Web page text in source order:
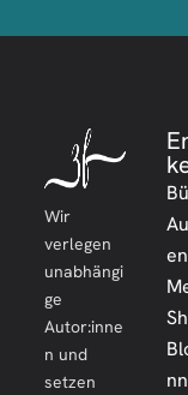
Wir
verlegen
unabhängi
ge
Autor:inne
n und
setzen
en